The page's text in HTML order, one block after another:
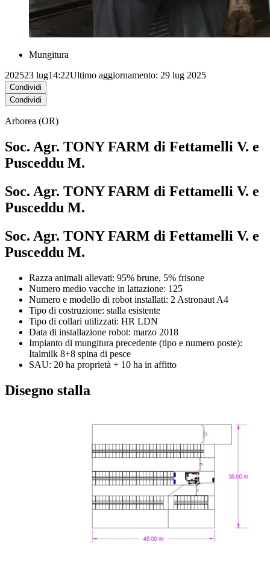
Mungitura
202523 lug14:22Ultimo aggiornamento: 29 lug 2025
Condividi
Condividi
Arborea (OR)
Soc. Agr. TONY FARM di Fettamelli V. e
Pusceddu M.
Soc. Agr. TONY FARM di Fettamelli V. e
Pusceddu M.
Soc. Agr. TONY FARM di Fettamelli V. e
Pusceddu M.
Razza animali allevati: 95% brune, 5% frisone
Numero medio vacche in lattazione: 125
Numero e modello di robot installati: 2 Astronaut A4
Tipo di costruzione: stalla esistente
Tipo di collari utilizzati: HR LDN
Data di installazione robot: marzo 2018
Impianto di mungitura precedente (tipo e numero poste):
Italmilk 8+8 spina di pesce
SAU: 20 ha proprietà + 10 ha in affitto
Disegno stalla